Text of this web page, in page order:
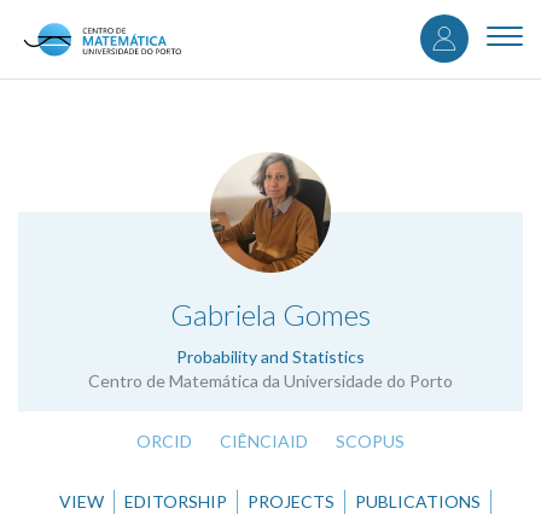
content
User
Gabriela Gomes
Probability and Statistics
Centro de Matemática da Universidade do Porto
.
ORCID CIÊNCIAID SCOPUS
VIEW EDITORSHIP PROJECTS
PUBLICATIONS